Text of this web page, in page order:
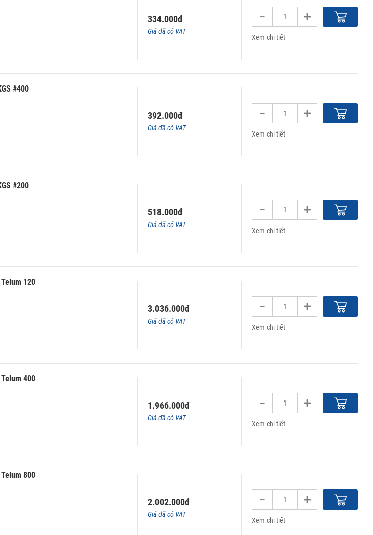
334.000đ
Giá đã có VAT
Xem chi tiết
#400
392.000đ
Giá đã có VAT
Xem chi tiết
#200
518.000đ
Giá đã có VAT
Xem chi tiết
120
3.036.000đ
Giá đã có VAT
Xem chi tiết
400
1.966.000đ
Giá đã có VAT
Xem chi tiết
800
2.002.000đ
Giá đã có VAT
Xem chi tiết